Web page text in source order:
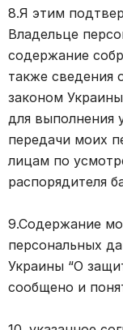
8.Я этим
Владельце
содержание
также сведения
законом
для выполнения
передачи моих
лицам по
распорядителя
9.Содержание
персональных
Украины “О
сообщено и